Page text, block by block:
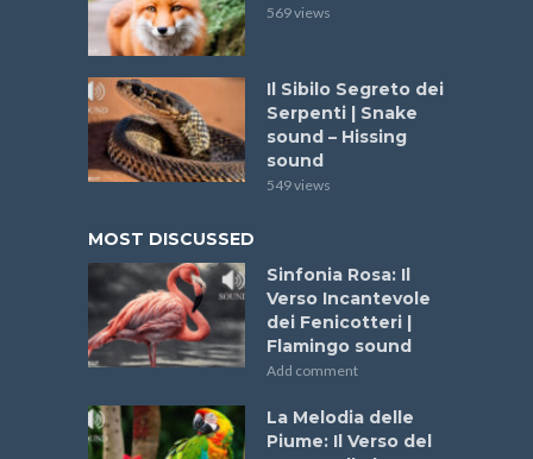
569 views
Il Sibilo Segreto dei
Serpenti | Snake
sound – Hissing
sound
549 views
MOST DISCUSSED
Sinfonia Rosa: Il
Verso Incantevole
dei Fenicotteri |
Flamingo sound
Add comment
La Melodia delle
Piume: Il Verso del